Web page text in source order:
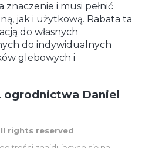
i musi pełnić
jak i użytkową. Rabata ta
do własnych
do indywidualnych
glebowych i
Daniel
rights reserved